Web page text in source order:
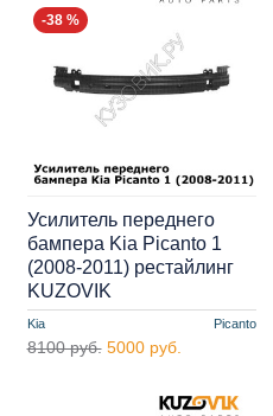
-38 %
Kia Picanto
Усилитель переднего
бампера Kia Picanto 1
(2008-2011) рестайлинг
KUZOVIK
8100 руб. 5000 руб.